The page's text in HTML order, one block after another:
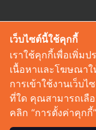
เว็บไซต์นี้ใช้คุกกี้
เราใช้คุกกี้เพื่อเพิ่ม
เนื้อหาและโฆษณาใ
การเข้าใช้งานเว็บ
ที่ใด คุณสามารถเลื
คลิก “การตั้งค่าคุกกี้